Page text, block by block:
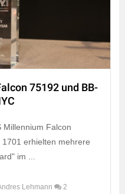
75192 und BB-
Millennium Falcon
erhielten mehrere
im ...
Lehmann 2